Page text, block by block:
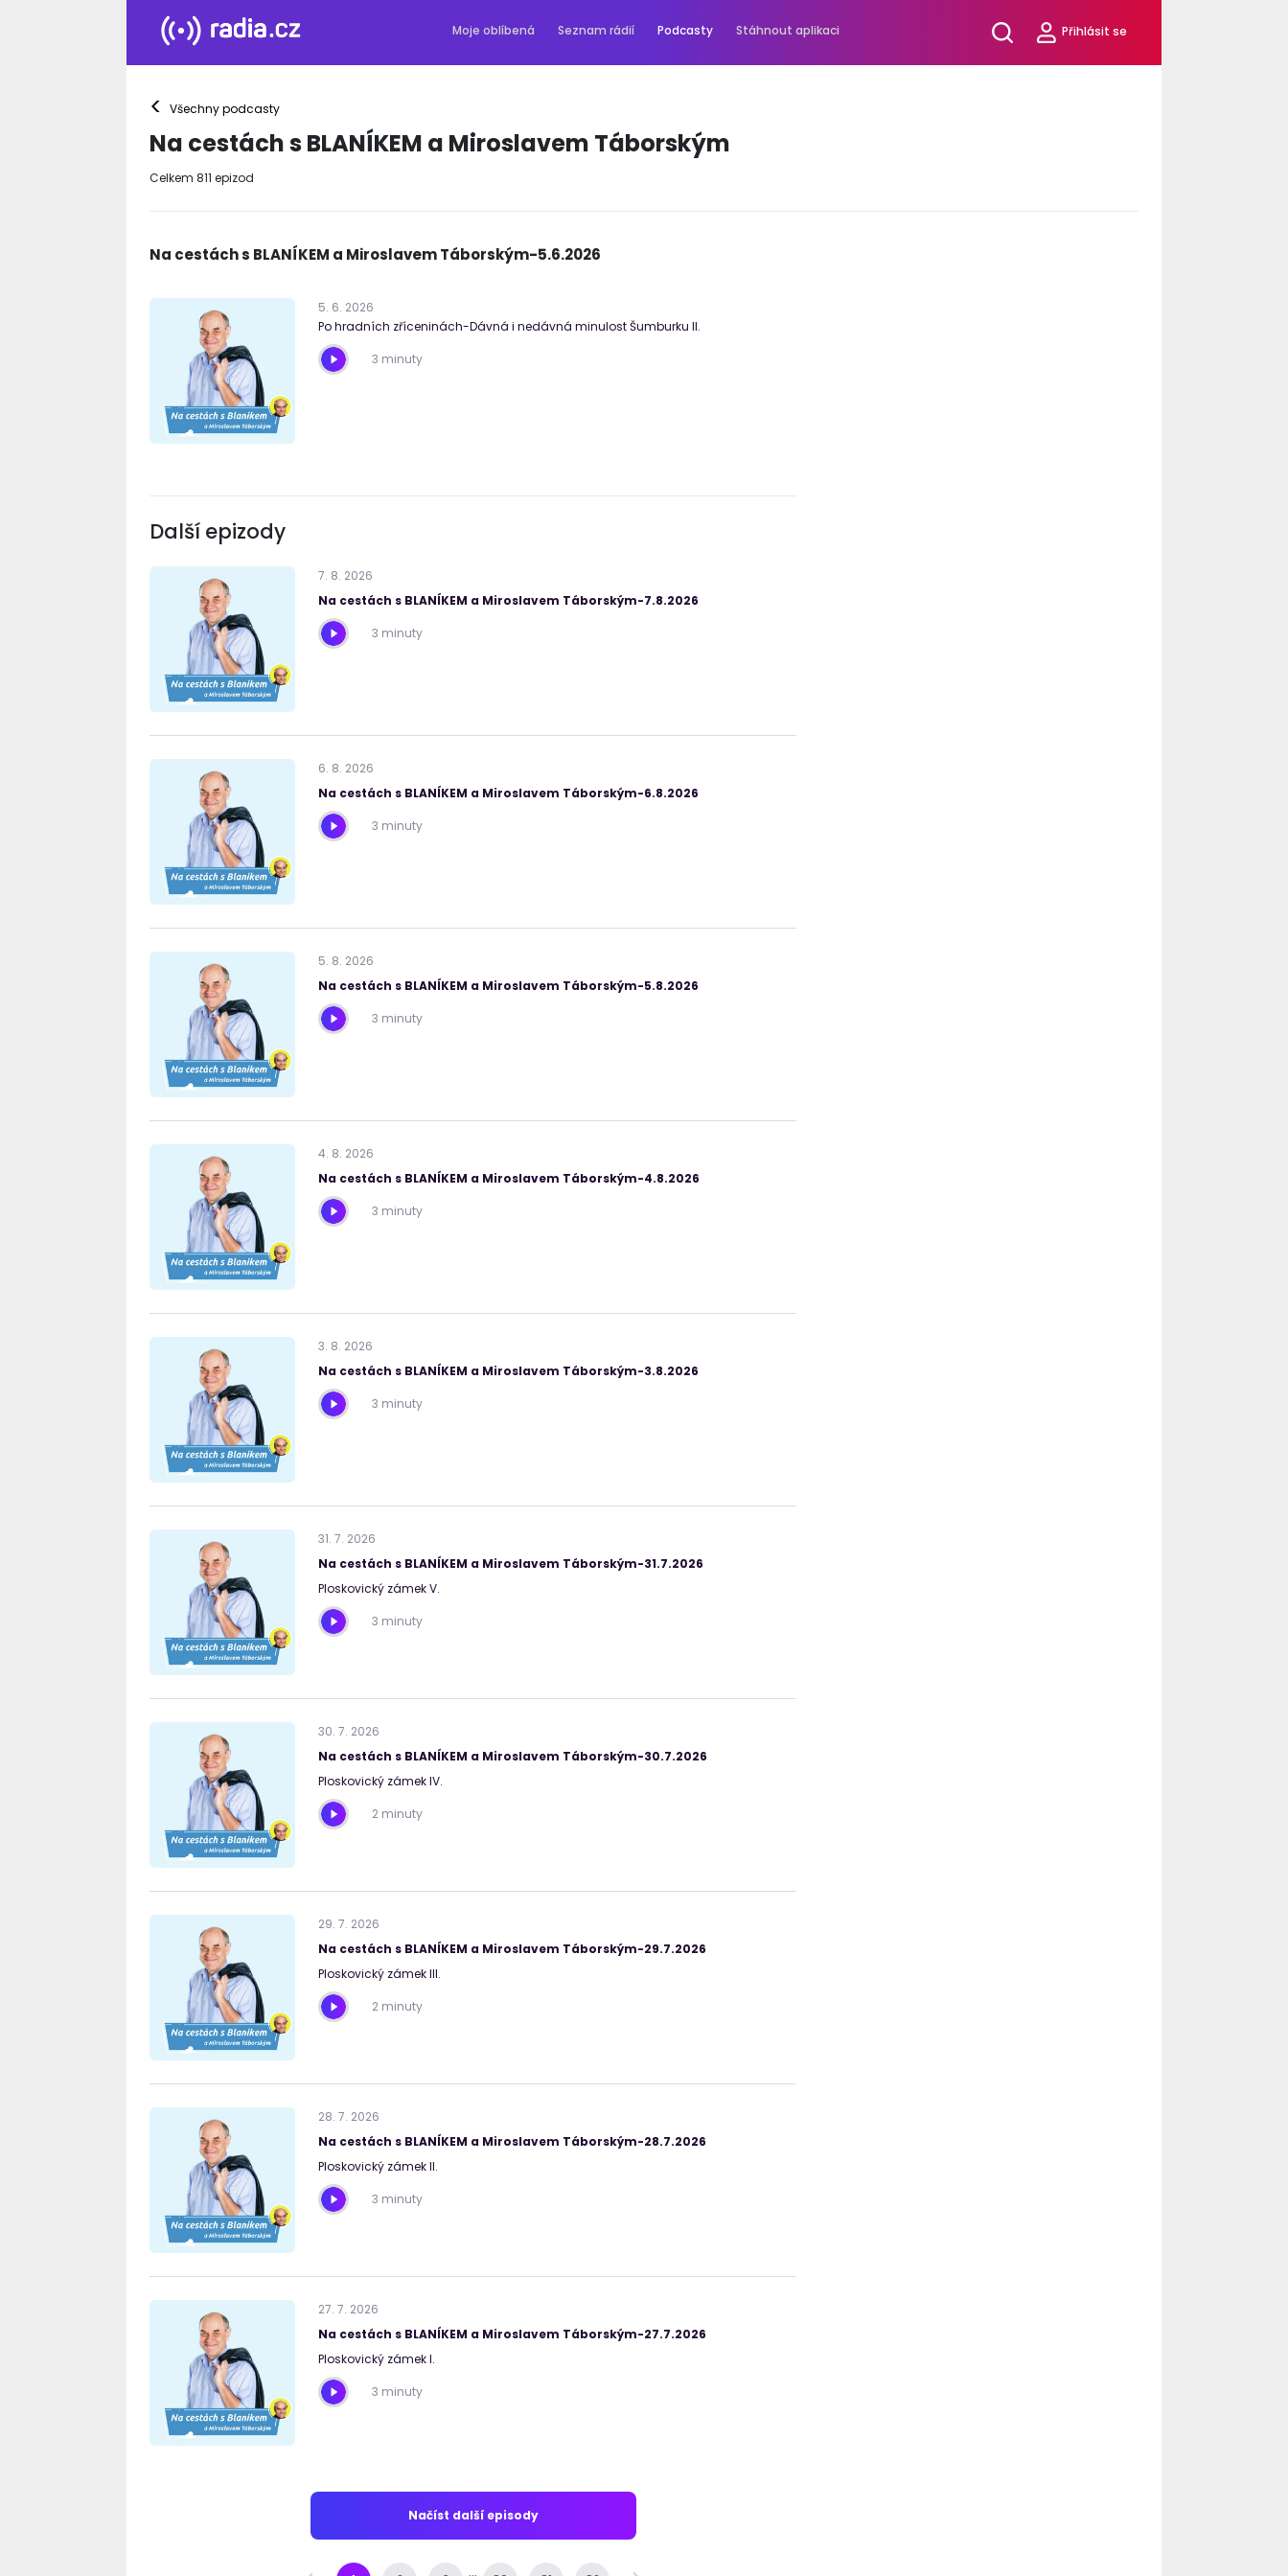
Moje oblíbená Seznam rádií Podcasty Stáhnout aplikaci Přihlásit se
< Všechny podcasty
Na cestách s BLANÍKEM a Miroslavem Táborským
Celkem 811 epizod
Na cestách s BLANÍKEM a Miroslavem Táborským-5.6.2026
5. 6. 2026
Po hradních zříceninách-Dávná i nedávná minulost Šumburku II.
3 minuty
Další epizody
7. 8. 2026
Na cestách s BLANÍKEM a Miroslavem Táborským-7.8.2026
3 minuty
6. 8. 2026
Na cestách s BLANÍKEM a Miroslavem Táborským-6.8.2026
3 minuty
5. 8. 2026
Na cestách s BLANÍKEM a Miroslavem Táborským-5.8.2026
3 minuty
4. 8. 2026
Na cestách s BLANÍKEM a Miroslavem Táborským-4.8.2026
3 minuty
3. 8. 2026
Na cestách s BLANÍKEM a Miroslavem Táborským-3.8.2026
3 minuty
31. 7. 2026
Na cestách s BLANÍKEM a Miroslavem Táborským-31.7.2026
Ploskovický zámek V.
3 minuty
30. 7. 2026
Na cestách s BLANÍKEM a Miroslavem Táborským-30.7.2026
Ploskovický zámek IV.
2 minuty
29. 7. 2026
Na cestách s BLANÍKEM a Miroslavem Táborským-29.7.2026
Ploskovický zámek III.
2 minuty
28. 7. 2026
Na cestách s BLANÍKEM a Miroslavem Táborským-28.7.2026
Ploskovický zámek II.
3 minuty
27. 7. 2026
Na cestách s BLANÍKEM a Miroslavem Táborským-27.7.2026
Ploskovický zámek I.
3 minuty
Načíst další episody
...